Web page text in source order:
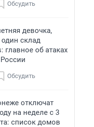
Обсудить
девочка,
склад
главное об атаках
Обсудить
отключат
на неделе с 3
список домов